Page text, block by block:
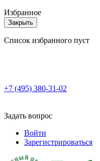
Избранное
Закрыть
Список избранного пуст
+7 (495) 380-31-02
Задать вопрос
Войти
Зарегистрироваться